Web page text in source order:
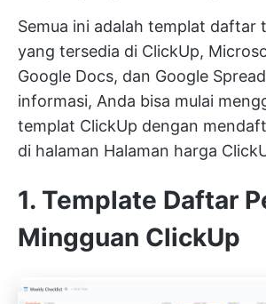
Semua ini adalah templat daftar
yang tersedia di ClickUp,
Google Docs, dan Google
informasi, Anda bisa mulai
templat ClickUp dengan
di halaman Halaman harga
1. Template Daftar
Mingguan ClickUp